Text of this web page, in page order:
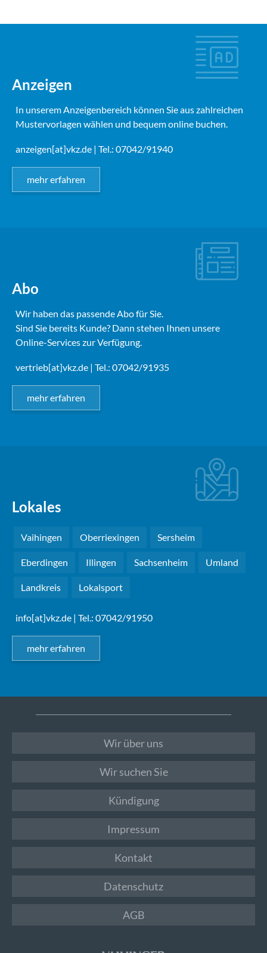
Anzeigen
In unserem Anzeigenbereich können Sie aus zahlreichen
Mustervorlagen wählen und bequem online buchen.
anzeigen[at]vkz.de | Tel.: 07042/91940
mehr erfahren
Abo
Wir haben das passende Abo für Sie.
Sind Sie bereits Kunde? Dann stehen Ihnen unsere
Online-Services zur Verfügung.
vertrieb[at]vkz.de | Tel.: 07042/91935
mehr erfahren
Lokales
Vaihingen Oberriexingen Sersheim
Eberdingen Illingen Sachsenheim Umland
Landkreis Lokalsport
info[at]vkz.de | Tel.: 07042/91950
mehr erfahren
Wir über uns
Wir suchen Sie
Kündigung
Impressum
Kontakt
Datenschutz
AGB